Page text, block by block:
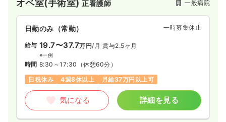
オペ室(手術室)正看護師 一般病院
日勤のみ（常勤） 一時募集休止
給与 19.7〜37.7万円/月 賞与2.5ヶ月
※一例
時間 8:30～17:30 （休憩60分）
日祝休み
4週8休以上 月給37万円以上可
気になる 詳細を見る